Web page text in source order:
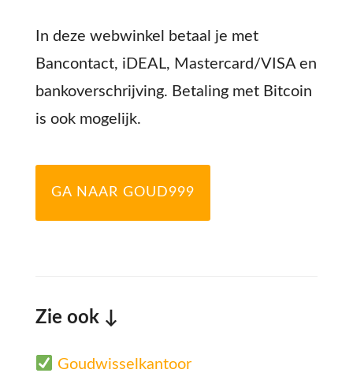
In deze webwinkel betaal je met
Bancontact, iDEAL, Mastercard/VISA en
bankoverschrijving. Betaling met Bitcoin
is ook mogelijk.
GA NAAR GOUD999
Zie ook ↓
Goudwisselkantoor